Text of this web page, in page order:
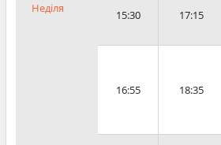
Неділя 15:30 17:15
16:55 18:35